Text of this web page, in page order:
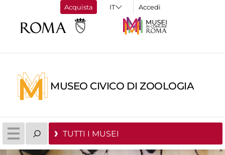
Acquista Accedi
MUSEO CIVICO DI ZOOLOGIA
TUTTI I MUSEI